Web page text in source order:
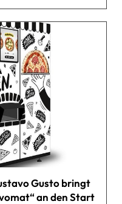
Gusto bringt
an den Start